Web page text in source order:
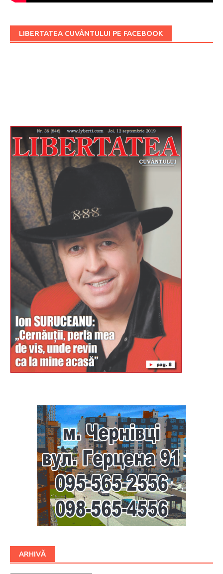
LIBERTATEA CUVÂNTULUI PE FACEBOOK
ARHIVĂ